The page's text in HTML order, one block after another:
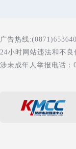
广告热线
24小时网站违法和不
涉未成年人举报电话：